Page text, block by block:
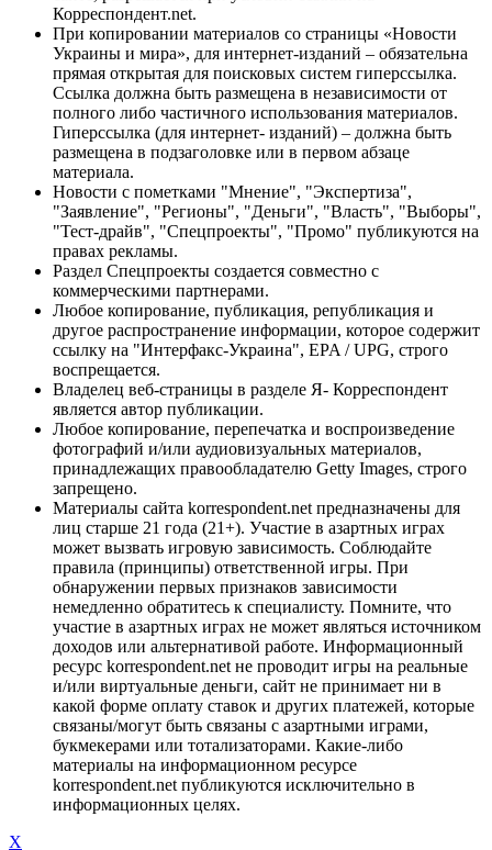
Корреспондент.net.
При копировании материалов со страницы «Новости
Украины и мира», для интернет-изданий – обязательна
прямая открытая для поисковых систем гиперссылка.
Ссылка должна быть размещена в независимости от
полного либо частичного использования материалов.
Гиперссылка (для интернет- изданий) – должна быть
размещена в подзаголовке или в первом абзаце
материала.
Новости с пометками "Мнение", "Экспертиза",
"Заявление", "Регионы", "Деньги", "Власть", "Выборы",
"Тест-драйв", "Спецпроекты", "Промо" публикуются на
правах рекламы.
Раздел Спецпроекты создается совместно с
коммерческими партнерами.
Любое копирование, публикация, републикация и
другое распространение информации, которое содержит
ссылку на "Интерфакс-Украина", EPA / UPG, строго
воспрещается.
Владелец веб-страницы в разделе Я- Корреспондент
является автор публикации.
Любое копирование, перепечатка и воспроизведение
фотографий и/или аудиовизуальных материалов,
принадлежащих правообладателю Getty Images, строго
запрещено.
Материалы сайта korrespondent.net предназначены для
лиц старше 21 года (21+). Участие в азартных играх
может вызвать игровую зависимость. Соблюдайте
правила (принципы) ответственной игры. При
обнаружении первых признаков зависимости
немедленно обратитесь к специалисту. Помните, что
участие в азартных играх не может являться источником
доходов или альтернативой работе. Информационный
ресурс korrespondent.net не проводит игры на реальные
и/или виртуальные деньги, сайт не принимает ни в
какой форме оплату ставок и других платежей, которые
связаны/могут быть связаны с азартными играми,
букмекерами или тотализаторами. Какие-либо
материалы на информационном ресурсе
korrespondent.net публикуются исключительно в
информационных целях.
X